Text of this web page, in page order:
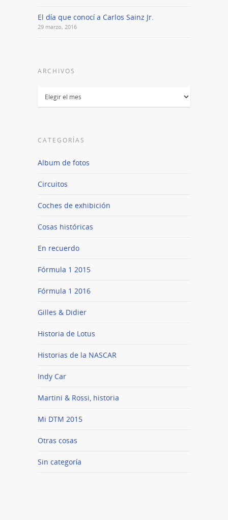
El día que conocí a Carlos Sainz Jr.
29 marzo, 2016
ARCHIVOS
Archivos
CATEGORÍAS
Album de fotos
Circuitos
Coches de exhibición
Cosas históricas
En recuerdo
Fórmula 1 2015
Fórmula 1 2016
Gilles & Didier
Historia de Lotus
Historias de la NASCAR
Indy Car
Martini & Rossi, historia
Mi DTM 2015
Otras cosas
Sin categoría